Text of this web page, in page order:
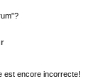
est encore incorrecte!